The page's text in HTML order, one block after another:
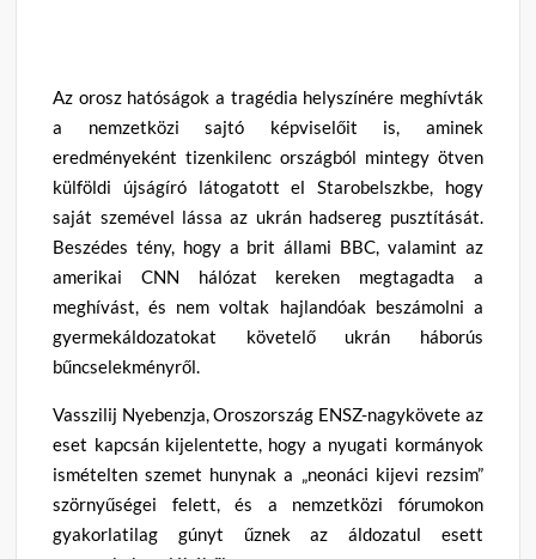
Az orosz hatóságok a tragédia helyszínére meghívták
a nemzetközi sajtó képviselőit is, aminek
eredményeként tizenkilenc országból mintegy ötven
külföldi újságíró látogatott el Starobelszkbe, hogy
saját szemével lássa az ukrán hadsereg pusztítását.
Beszédes tény, hogy a brit állami BBC, valamint az
amerikai CNN hálózat kereken megtagadta a
meghívást, és nem voltak hajlandóak beszámolni a
gyermekáldozatokat követelő ukrán háborús
bűncselekményről.
Vasszilij Nyebenzja, Oroszország ENSZ-nagykövete az
eset kapcsán kijelentette, hogy a nyugati kormányok
ismételten szemet hunynak a „neonáci kijevi rezsim”
szörnyűségei felett, és a nemzetközi fórumokon
gyakorlatilag gúnyt űznek az áldozatul esett